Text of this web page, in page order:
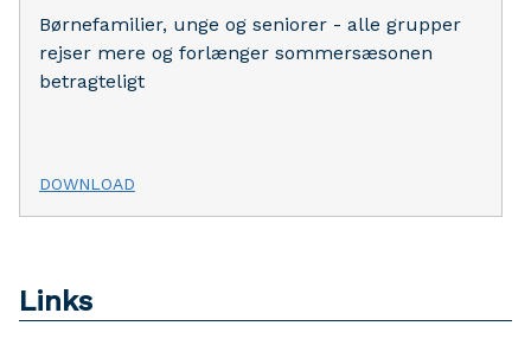
Børnefamilier, unge og seniorer - alle grupper
rejser mere og forlænger sommersæsonen
betragteligt
DOWNLOAD
Links